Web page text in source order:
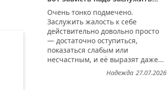
Очень тонко подмечено.
Заслужить жалость к себе
действительно довольно просто
— достаточно оступиться,
показаться слабым или
несчастным, и её выразят даже...
27.07.2026
Надежда